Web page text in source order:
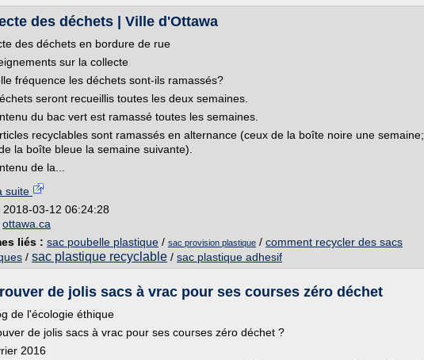
des déchets | Ville d'Ottawa
des déchets en bordure de rue
sur la collecte
fréquence les déchets sont-ils ramassés?
seront recueillis toutes les deux semaines.
du bac vert est ramassé toutes les semaines.
recyclables sont ramassés en alternance (ceux de la boîte noire une semaine;
la boîte bleue la semaine suivante).
de la...
suite
2018-03-12 06:24:28
ottawa.ca
liés : sac poubelle plastique / sac provision plastique / comment recycler des sacs
/ sac plastique recyclable / sac plastique adhesif
de jolis sacs à vrac pour ses courses zéro déchet
de l'écologie éthique
de jolis sacs à vrac pour ses courses zéro déchet ?
2016